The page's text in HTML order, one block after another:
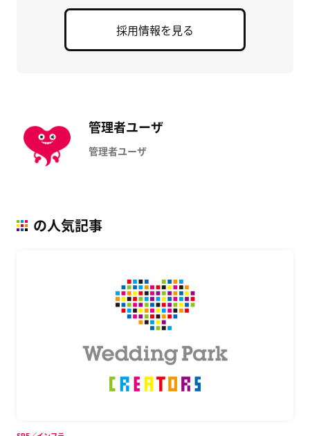
採用情報を見る
管理者ユーザ
管理者ユーザ
の人気記事